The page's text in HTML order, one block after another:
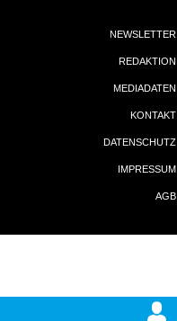
NEWSLETTER
REDAKTION
MEDIADATEN
KONTAKT
DATENSCHUTZ
IMPRESSUM
AGB